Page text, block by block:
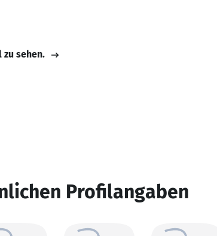
zu sehen.
Profilangaben